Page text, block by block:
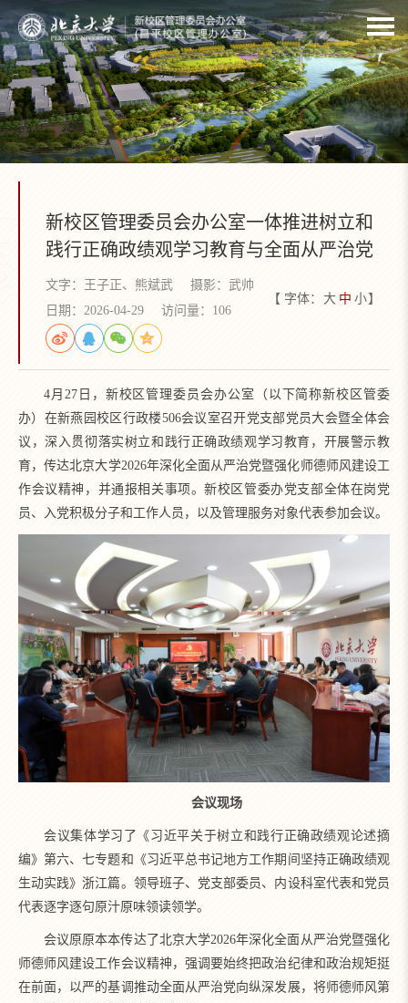
新校区管理委员会办公室一体推进树立和
践行正确政绩观学习教育与全面从严治党
文字：王子正、熊斌武
摄影：武帅
日期：2026-04-29
访问量： 106
【 字体： 大 中 小】
4月27日，新校区管理委员会办公室（以下简称新校区管委
办）在新燕园校区行政楼506会议室召开党支部党员大会暨全体会
议，深入贯彻落实树立和践行正确政绩观学习教育，开展警示教
育，传达北京大学2026年深化全面从严治党暨强化师德师风建设工
作会议精神，并通报相关事项。新校区管委办党支部全体在岗党
员、入党积极分子和工作人员，以及管理服务对象代表参加会议。
会议现场
会议集体学习了《习近平关于树立和践行正确政绩观论述摘
编》第六、七专题和《习近平总书记地方工作期间坚持正确政绩观
生动实践》浙江篇。领导班子、党支部委员、内设科室代表和党员
代表逐字逐句原汁原味领读领学。
会议原原本本传达了北京大学2026年深化全面从严治党暨强化
师德师风建设工作会议精神，强调要始终把政治纪律和政治规矩挺
在前面，以严的基调推动全面从严治党向纵深发展，将师德师风第